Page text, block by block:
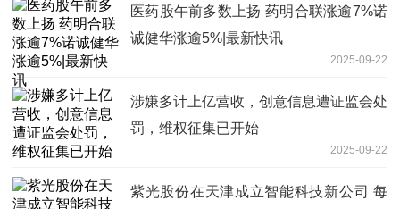
医药股午前多数上扬 药明合联涨逾7%诺
诚健华涨逾5%|最新快讯
2025-09-22
涉嫌多计上亿营收，创意信息遭证监会处
罚，维权征集已开始
2025-09-22
紫光股份在天津成立智能科技新公司 每